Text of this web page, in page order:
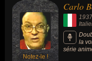
Notez-le !
Carlo
1937
la
série